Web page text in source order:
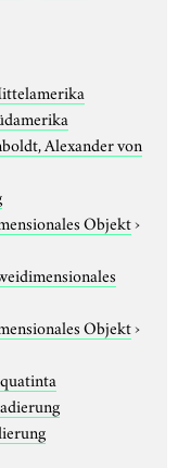
Alexander von
Objekt›
Objekt›